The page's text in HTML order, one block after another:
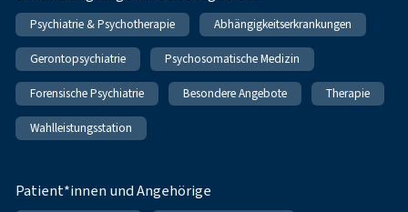
Psychiatrie & Psychotherapie Abhängigkeitserkrankungen
Gerontopsychiatrie Psychosomatische Medizin
Forensische Psychiatrie Besondere Angebote Therapie
Wahlleistungsstation
Patient*innen und Angehörige